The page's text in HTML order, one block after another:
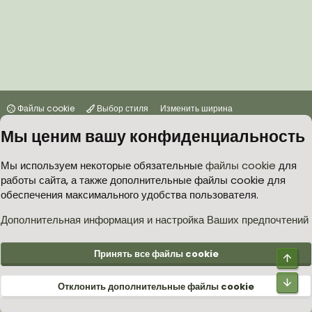
Файлы cookie Выбор стиля Изменить ширина
Условия и правила
Политика в отношении обработки персональных данных
Согласие на обработку персональных данных
Помощь Главная
R
Community platform by XenForo ® © 2010-2026 XenForo Ltd.
Мы ценим вашу конфиденциальность
Мы используем некоторые обязательныефайлы cookie для
работы сайта, а также дополнительные файлы cookie для
обеспечения максимального удобства пользователя.
Дополнительная информация и настройка Ваших предпочтений
Принять все файлы cookie
Отклонить дополнительные файлы cookie